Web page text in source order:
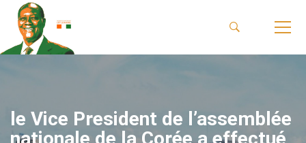
le Vice President de l’assemblée